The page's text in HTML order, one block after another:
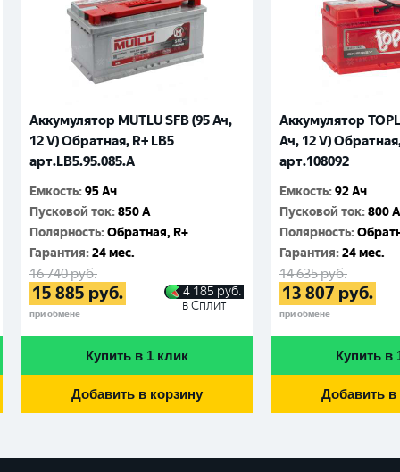
Аккумулятор MUTLU SFB (95 Ач,
12 V) Обратная, R+ LB5
арт.LВ5.95.085.A
Емкость:95 Ач
Пусковой ток:850 A
Полярность:Обратная, R+
Гарантия:24 мес.
16 740руб.
15 885 руб.
при обмене
4 185 руб.
в Сплит
Купить в 1 клик
Добавить в корзину
Аккумулятор
Ач, 12 V)
арт.108092
Емкость:92 Ач
Пусковой ток:800 A
Полярность:
Гарантия:24 мес.
14 635руб.
13 807 руб.
при обмене
Купить в
Добавить в